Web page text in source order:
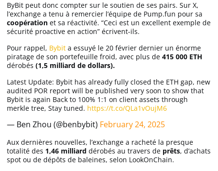
ByBit peut donc compter sur le soutien de ses pairs. Sur X,
l’exchange a tenu à remercier l’équipe de Pump.fun pour sa
coopération et sa réactivité. “Ceci est un excellent exemple de
sécurité proactive en action” écrivent-ils.
Pour rappel, Bybit a essuyé le 20 février dernier un énorme
piratage de son portefeuille froid, avec plus de 415 000 ETH
dérobés (1,5 milliard de dollars).
Latest Update: Bybit has already fully closed the ETH gap, new
audited POR report will be published very soon to show that
Bybit is again Back to 100% 1:1 on client assets through
merkle tree, Stay tuned. https://t.co/QLa1vOujM6
— Ben Zhou (@benbybit) February 24, 2025
Aux dernières nouvelles, l’exchange a racheté la presque
totalité des 1,46 milliard dérobés au travers de prêts, d’achats
spot ou de dépôts de baleines, selon LookOnChain.